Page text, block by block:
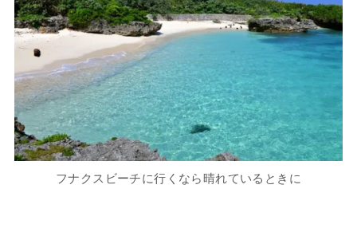
フナクスビーチに行くなら晴れているときに